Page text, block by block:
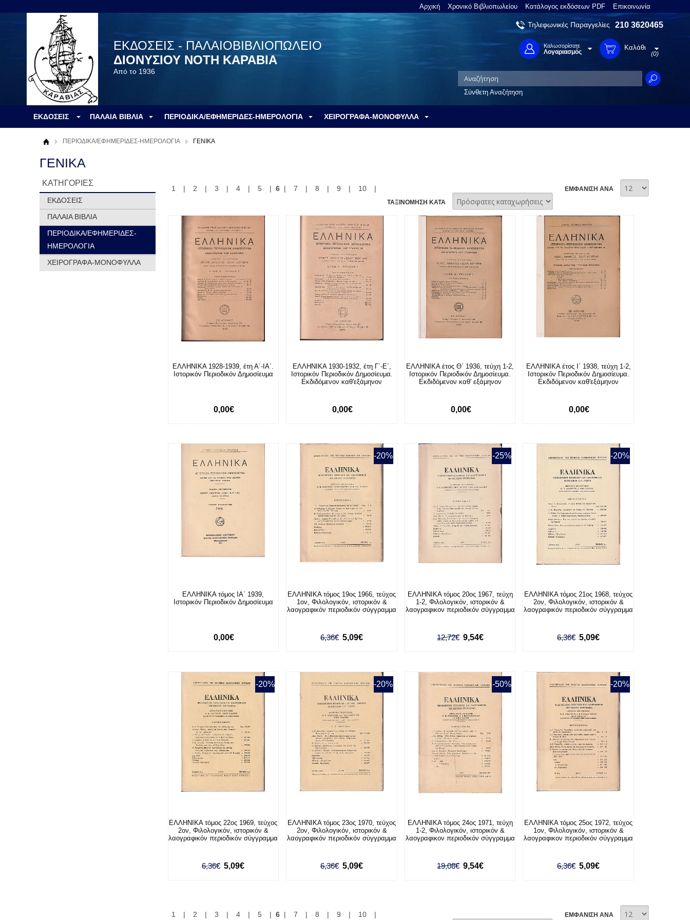
Αρχική Χρονικό Βιβλιοπωλείου Κατάλογος εκδόσεων PDF Επικοινωνία
ΕΚΔΟΣΕΙΣ - ΠΑΛΑΙΟΒΙΒΛΙΟΠΩΛΕΙΟ
ΔΙΟΝΥΣΙΟΥ ΝΟΤΗ ΚΑΡΑΒΙΑ
Από το 1936
Τηλεφωνικές Παραγγελίες 210 3620465
Καλωσορίσατε
Λογαριασμός
Καλάθι
(0)
Σύνθετη Αναζήτηση
ΕΚΔΟΣΕΙΣ ΠΑΛΑΙΑ ΒΙΒΛΙΑ ΠΕΡΙΟΔΙΚΑ/ΕΦΗΜΕΡΙΔΕΣ-ΗΜΕΡΟΛΟΓΙΑ ΧΕΙΡΟΓΡΑΦΑ-ΜΟΝΟΦΥΛΛΑ
ΠΕΡΙΟΔΙΚΑ/ΕΦΗΜΕΡΙΔΕΣ-ΗΜΕΡΟΛΟΓΙΑ ΓΕΝΙΚΑ
ΓΕΝΙΚΑ
ΚΑΤΗΓΟΡΙΕΣ
ΕΚΔΟΣΕΙΣ
ΠΑΛΑΙΑ ΒΙΒΛΙΑ
ΠΕΡΙΟΔΙΚΑ/ΕΦΗΜΕΡΙΔΕΣ-
ΗΜΕΡΟΛΟΓΙΑ
ΧΕΙΡΟΓΡΑΦΑ-ΜΟΝΟΦΥΛΛΑ
1 | 2 | 3 | 4 | 5 | 6| 7 | 8 | 9 | 10 |
ΕΜΦΑΝΙΣΗ ΑΝΑ
ΤΑΞΙΝΟΜΗΣΗ ΚΑΤΑ
ΕΛΛΗΝΙΚΑ 1928-1939, έτη Α΄-ΙΑ΄.
Ιστορικόν Περιοδικόν Δημοσίευμα
0,00€
ΕΛΛΗΝΙΚΑ 1930-1932, έτη Γ΄-Ε΄,
Ιστορικόν Περιοδικόν Δημοσίευμα.
Εκδιδόμενον καθ'εξάμηνον
0,00€
ΕΛΛΗΝΙΚΑ έτος Θ΄ 1936, τεύχη 1-2,
Ιστορικόν Περιοδικόν Δημοσίευμα.
Εκδιδόμενον καθ' εξάμηνον
0,00€
ΕΛΛΗΝΙΚΑ έτος Ι΄ 1938, τεύχη 1-2,
Ιστορικόν Περιοδικόν Δημοσίευμα.
Εκδιδόμενον καθ'εξάμηνον
0,00€
ΕΛΛΗΝΙΚΑ τόμος ΙΑ΄ 1939,
Ιστορικόν Περιοδικόν Δημοσίευμα
0,00€
-20%
ΕΛΛΗΝΙΚΑ τόμος 19ος 1966, τεύχος
1ον, Φιλολογικόν, ιστορικόν &
λαογραφικόν περιοδικόν σύγγραμμα
6,36€ 5,09€
-25%
ΕΛΛΗΝΙΚΑ τόμος 20ος 1967, τεύχη
1-2, Φιλολογικόν, ιστορικόν &
λαογραφικον περιοδικόν σύγγραμμα
12,72€ 9,54€
-20%
ΕΛΛΗΝΙΚΑ τόμος 21ος 1968, τεύχος
2ον, Φιλολογικόν, ιστορικόν &
λαογραφικόν περιοδικόν σύγγραμμα
6,36€ 5,09€
-20%
ΕΛΛΗΝΙΚΑ τόμος 22ος 1969, τεύχος
2ον, Φιλολογικόν, ιστορικόν &
λαογραφικόν περιοδικόν σύγγραμμα
6,36€ 5,09€
-20%
ΕΛΛΗΝΙΚΑ τόμος 23ος 1970, τεύχος
2ον, Φιλολογικόν, ιστορικόν &
λαογραφικόν περιοδικόν σύγγραμμα
6,36€ 5,09€
-50%
ΕΛΛΗΝΙΚΑ τόμος 24ος 1971, τεύχη
1-2, Φιλολογικόν, ιστορικόν &
λαογραφικον περιοδικόν σύγγραμμα
19,08€ 9,54€
-20%
ΕΛΛΗΝΙΚΑ τόμος 25ος 1972, τεύχος
1ον, Φιλολογικόν, ιστορικόν &
λαογραφικον περιοδικόν σύγγραμμα
6,36€ 5,09€
1 | 2 | 3 | 4 | 5 | 6| 7 | 8 | 9 | 10 | ΕΜΦΑΝΙΣΗ ΑΝΑ